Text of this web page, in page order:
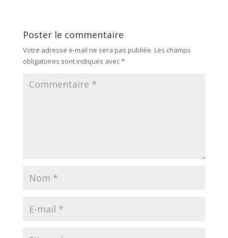
Poster le commentaire
Votre adresse e-mail ne sera pas publiée. Les champs
obligatoires sont indiqués avec*